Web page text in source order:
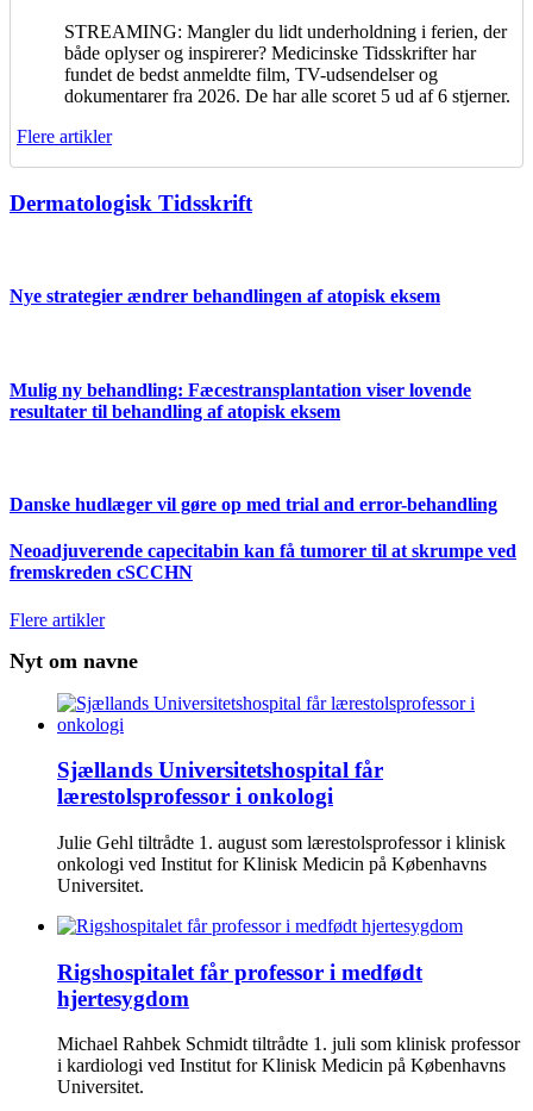
STREAMING: Mangler du lidt underholdning i ferien, der
både oplyser og inspirerer? Medicinske Tidsskrifter har
fundet de bedst anmeldte film, TV-udsendelser og
dokumentarer fra 2026. De har alle scoret 5 ud af 6 stjerner.
Flere artikler
Dermatologisk Tidsskrift
Nye strategier ændrer behandlingen af atopisk eksem
Mulig ny behandling: Fæcestransplantation viser lovende
resultater til behandling af atopisk eksem
Danske hudlæger vil gøre op med trial and error-behandling
Neoadjuverende capecitabin kan få tumorer til at skrumpe ved
fremskreden cSCCHN
Flere artikler
Nyt om navne
Sjællands Universitetshospital får
lærestolsprofessor i onkologi
Julie Gehl tiltrådte 1. august som lærestolsprofessor i klinisk
onkologi ved Institut for Klinisk Medicin på Københavns
Universitet.
Rigshospitalet får professor i medfødt
hjertesygdom
Michael Rahbek Schmidt tiltrådte 1. juli som klinisk professor
i kardiologi ved Institut for Klinisk Medicin på Københavns
Universitet.